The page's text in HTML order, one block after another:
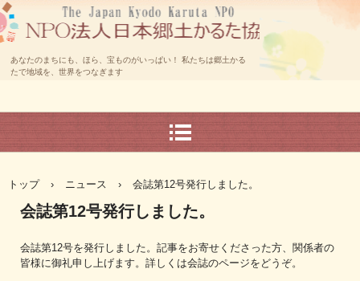
あなたのまちにも、ほら、宝ものがいっぱい！ 私たちは郷土かる
たで地域を、世界をつなぎます
トップ › ニュース › 会誌第12号発行しました。
会誌第12号発行しました。
会誌第12号を発行しました。記事をお寄せくださった方、関係者の
皆様に御礼申し上げます。詳しくは会誌のページをどうぞ。